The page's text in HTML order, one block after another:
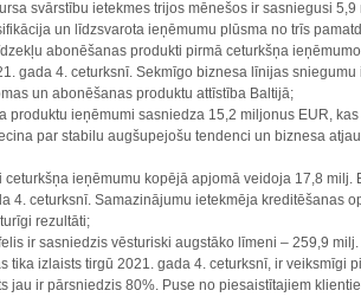
svārstību ietekmes trijos mēnešos ir sasniegusi
un līdzsvarota ieņēmumu plūsma no trīs
abonēšanas produkti pirmā ceturkšņa
gada 4. ceturksnī. Sekmīgo biznesa līnijas
un abonēšanas produktu attīstība Baltijā;
produktu ieņēmumi sasniedza 15,2 miljonus EUR,
par stabilu augšupejošu tendenci un biznesa
ieņēmumu kopējā apjomā veidoja 17,8
4. ceturksnī. Samazinājumu ietekmēja
rezultāti;
ir sasniedzis vēsturiski augstāko līmeni – 259,9
tika izlaists tirgū 2021. gada 4. ceturksnī, ir
jau ir pārsniedzis 80%. Puse no piesaistītajiem